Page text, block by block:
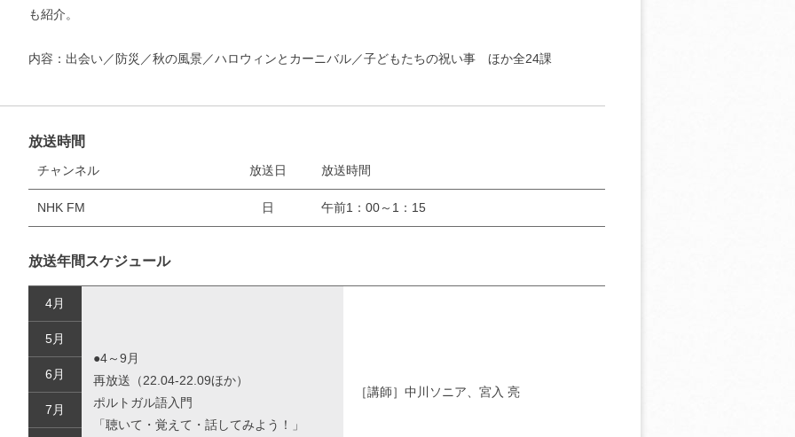
お支払いに進む
も紹介。
内容：出会い／防災／秋の風景／ハロウィンとカーニバル／子どもたちの祝い事 ほか全24課
放送時間
チャンネル 放送日 放送時間
NHK FM 日 午前1：00～1：15
放送年間スケジュール
4月
●4～9月
再放送（22.04-22.09ほか）
ポルトガル語入門
「聴いて・覚えて・話してみよう！」
［講師］中川ソニア、宮入 亮
5月
6月
7月